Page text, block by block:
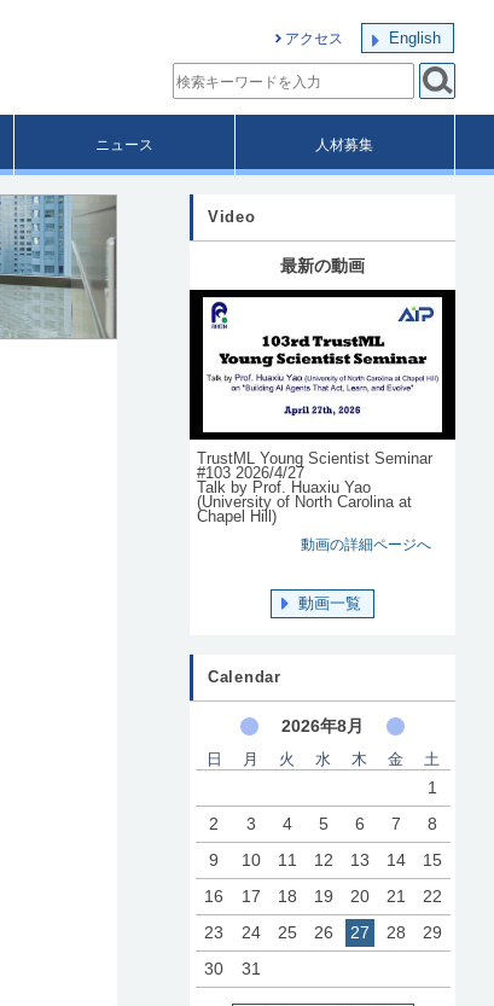
アクセス English
ニュース 人材募集
Video
最新の動画
TrustML Young Scientist Seminar
#103 2026/4/27
Talk by Prof. Huaxiu Yao
(University of North Carolina at
Chapel Hill)
動画の詳細ページへ
動画一覧
Calendar
2026年8月
日 月 火 水 木 金 土
1
2
3 4 5 6 7
8
9
10 11 12 13 14
15
16
17 18 19 20 21
22
23
24 25 26 27 28
29
30
31